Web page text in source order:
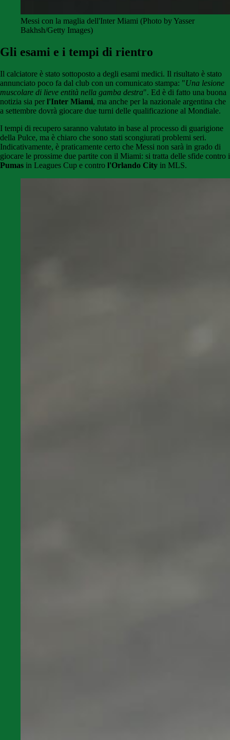
Messi con la maglia dell'Inter Miami (Photo by Yasser
Bakhsh/Getty Images)
Gli esami e i tempi di rientro
Il calciatore è stato sottoposto a degli esami medici. Il risultato è stato
annunciato poco fa dal club con un comunicato stampa: "Una lesione
muscolare di lieve entità nella gamba destra". Ed è di fatto una buona
notizia sia per l'Inter Miami, ma anche per la nazionale argentina che
a settembre dovrà giocare due turni delle qualificazione al Mondiale.
I tempi di recupero saranno valutato in base al processo di guarigione
della Pulce, ma è chiaro che sono stati scongiurati problemi seri.
Indicativamente, è praticamente certo che Messi non sarà in grado di
giocare le prossime due partite con il Miami: si tratta delle sfide contro i
Pumas in Leagues Cup e contro l'Orlando City in MLS.